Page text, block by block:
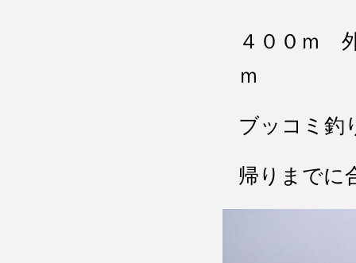
４００ｍ
ｍ
ブッコミ釣
帰りまでに